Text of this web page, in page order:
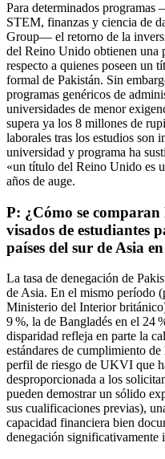
Para determinados
STEM, finanzas y ciencia de
Group— el retorno de la
del Reino Unido obtienen una
respecto a quienes poseen un
formal de Pakistán. Sin
programas genéricos de
universidades de menor
supera ya los 8 millones de
laborales tras los estudios son
universidad y programa ha
«un título del Reino Unido es
años de auge.
P: ¿Cómo se comparan
visados de estudiantes
países del sur de Asia
La tasa de denegación de
de Asia. En el mismo período
Ministerio del Interior
9 %, la de Bangladés en el 24
disparidad refleja en parte la
estándares de cumplimiento
perfil de riesgo de UKVI que
desproporcionada a los
pueden demostrar un sólido
sus cualificaciones previas),
capacidad financiera bien
denegación significativamente